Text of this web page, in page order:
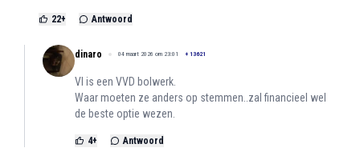
22+ Antwoord
dinaro 04 maart 2026 om 23:01 + 13621
VI is een VVD bolwerk.
Waar moeten ze anders op stemmen..zal financieel wel
de beste optie wezen.
4+ Antwoord